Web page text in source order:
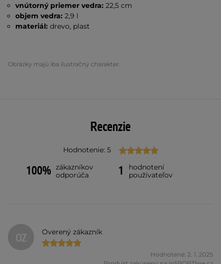
vnútorný priemer vedra: 22,5 cm
objem vedra: 2,9 l
materiál: drevo, plast
Obrázky majú iba ilustračný charakter.
Recenzie
Hodnotenie: 5
100% zákazníkov
odporúča
1
hodnotení
používateľov
OZ Overený zákazník
Hodnotené: 2. 1. 2025